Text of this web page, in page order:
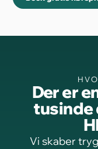
Der er
tusinde
Vi skaber